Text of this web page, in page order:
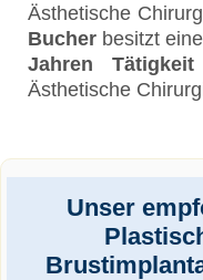
Ästhetische
Bucher besitzt
Jahren Tätigkeit
Ästhetische
Unser